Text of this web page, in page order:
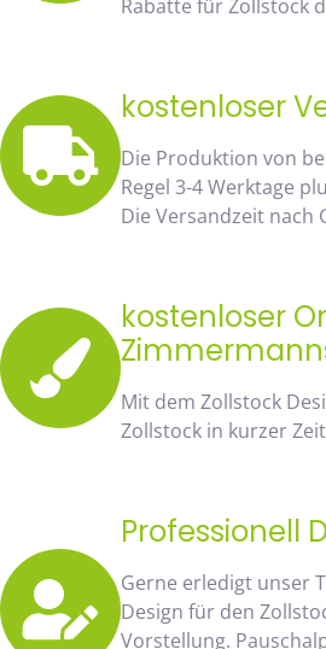
Rabatte für Zollstock
kostenloser
Die Produktion von
Regel 3-4 Werktage
Die Versandzeit nach
kostenloser
Mit dem Zollstock
Zollstock in kurzer
Professionell
Gerne erledigt unser
Design für den
Vorstellung.